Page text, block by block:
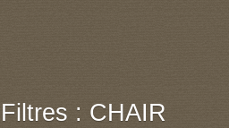
Filtres : CHAIR